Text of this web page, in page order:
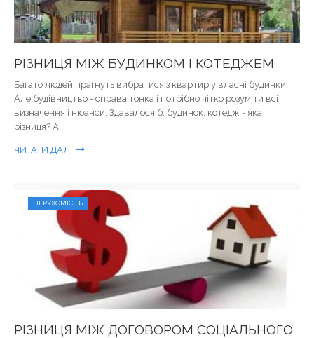
РІЗНИЦЯ МІЖ БУДИНКОМ І КОТЕДЖЕМ
Багато людей прагнуть вибратися з квартир у власні будинки.
Але будівництво - справа тонка і потрібно чітко розуміти всі
визначення і нюанси. Здавалося б, будинок, котедж - яка
різниця? А...
ЧИТАТИ ДАЛІ
НЕРУХОМІСТЬ
РІЗНИЦЯ МІЖ ДОГОВОРОМ СОЦІАЛЬНОГО